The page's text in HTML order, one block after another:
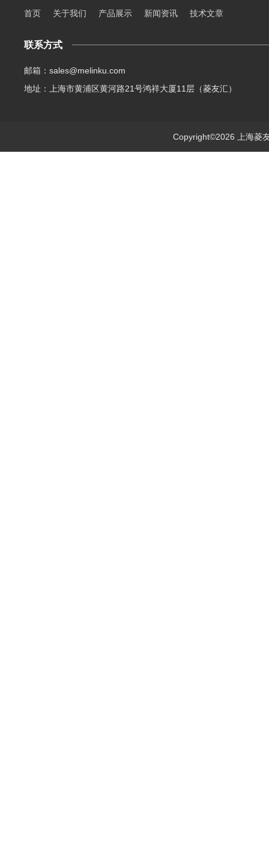
首页 关于我们 产品展示 新闻资讯 技术文章
联系方式
邮箱：sales@melinku.com
地址：上海市黄浦区黄河路21号鸿祥大厦11层（菱友汇）
Copyright©2026 上海菱